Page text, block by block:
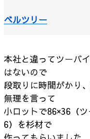
ベルツリー
本社と違ってツーバ
はないので
段取りに時間がかり
無理を言って
小ロットで86×36（
6）を杉材で